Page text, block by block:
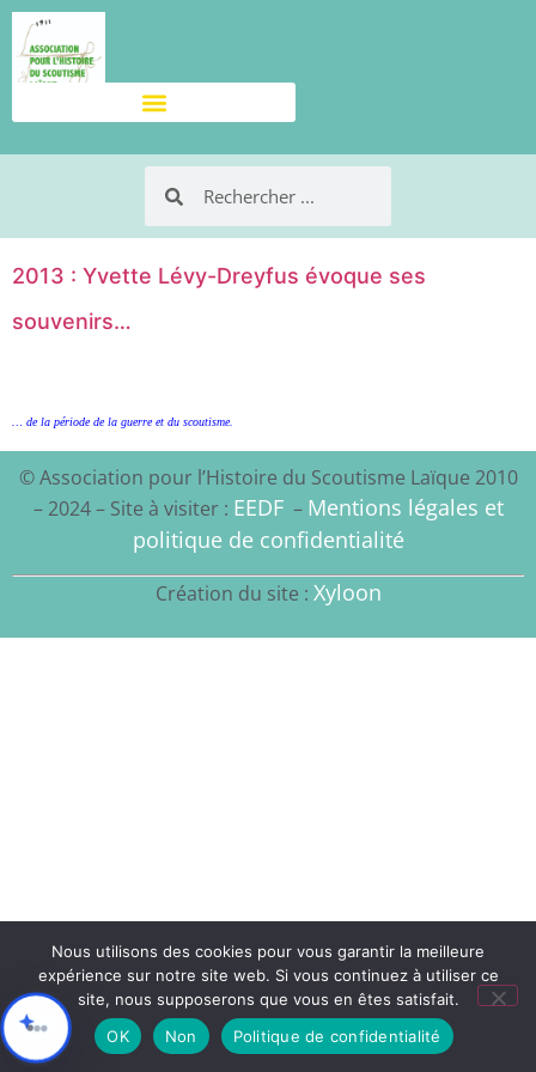
2013 : Yvette Lévy-Dreyfus évoque ses
souvenirs…
… de la période de la guerre et du scoutisme.
© Association pour l’Histoire du Scoutisme Laïque 2010
– 2024 – Site à visiter : EEDF– Mentions légales et
politique de confidentialité
Création du site : Xyloon
Nous utilisons des cookies pour vous garantir la meilleure
expérience sur notre site web. Si vous continuez à utiliser ce
site, nous supposerons que vous en êtes satisfait.
OK
Non Politique de confidentialité